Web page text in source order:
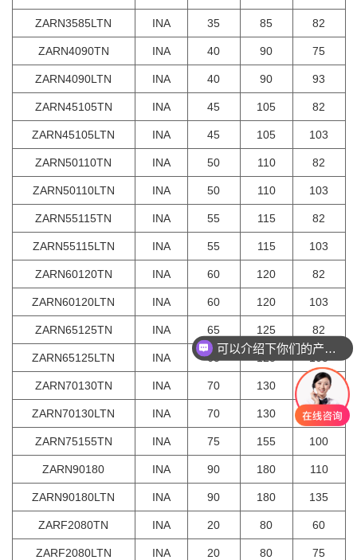
ZARN3585LTN INA 35 85 82
ZARN4090TN INA 40 90 75
ZARN4090LTN INA 40 90 93
ZARN45105TN INA 45 105 82
ZARN45105LTN INA 45 105 103
ZARN50110TN INA 50 110 82
ZARN50110LTN INA 50 110 103
ZARN55115TN INA 55 115 82
ZARN55115LTN INA 55 115 103
ZARN60120TN INA 60 120 82
ZARN60120LTN INA 60 120 103
ZARN65125TN INA 65 125 82
ZARN65125LTN INA 65 125 103
ZARN70130TN INA 70 130 82
ZARN70130LTN INA 70 130 103
ZARN75155TN INA 75 155 100
ZARN90180 INA 90 180 110
ZARN90180LTN INA 90 180 135
ZARF2080TN INA 20 80 60
ZARF2080LTN INA 20 80 75